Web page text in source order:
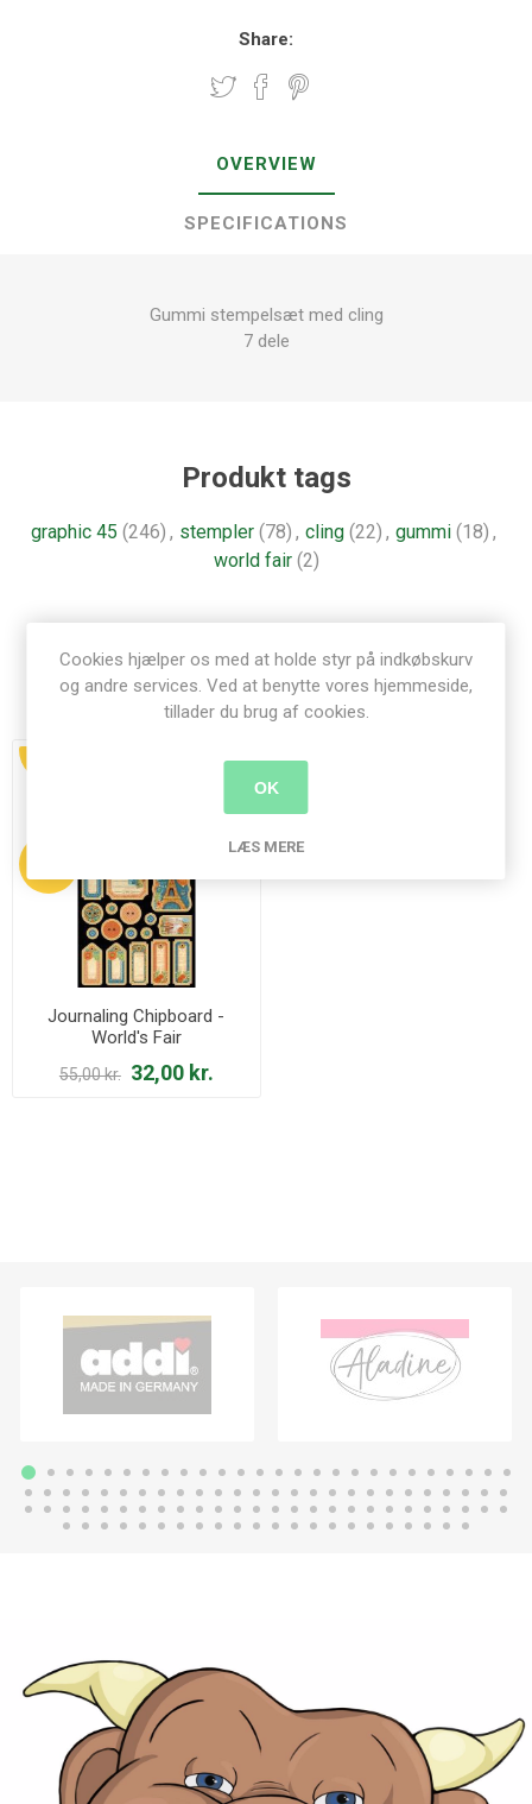
Share:
OVERVIEW
SPECIFICATIONS
Gummi stempelsæt med cling
7 dele
Produkt tags
graphic 45 (246) , stempler (78) , cling (22) , gummi (18) ,
world fair (2)
Relaterede produkter
Journaling Chipboard -
World's Fair
55,00 kr. 32,00 kr.
Cookies hjælper os med at holde styr på indkøbskurv
og andre services. Ved at benytte vores hjemmeside,
tillader du brug af cookies.
OK
LÆS MERE